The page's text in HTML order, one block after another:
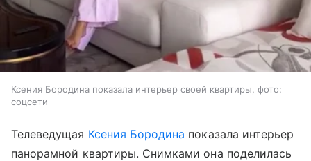
Ксения Бородина показала интерьер своей квартиры, фото:
соцсети
Телеведущая Ксения Бородина показала интерьер
панорамной квартиры. Снимками она поделилась